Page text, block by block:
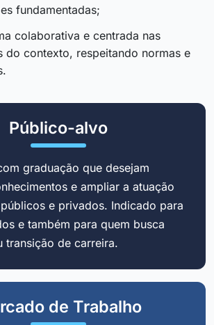
fundamentadas;
colaborativa e centrada nas
do contexto, respeitando normas e
Público-alvo
graduação que desejam
e ampliar a atuação
e privados. Indicado para
e também para quem busca
transição de carreira.
de Trabalho